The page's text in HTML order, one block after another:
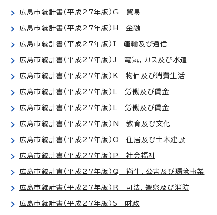
広島市統計書（平成27年版）G 貿易
広島市統計書（平成27年版）H 金融
広島市統計書（平成27年版）I 運輸及び通信
広島市統計書（平成27年版）J 電気，ガス及び水道
広島市統計書（平成27年版）K 物価及び消費生活
広島市統計書（平成27年版）L 労働及び賃金
広島市統計書（平成27年版）L 労働及び賃金
広島市統計書（平成27年版）N 教育及び文化
広島市統計書（平成27年版）O 住居及び土木建設
広島市統計書（平成27年版）P 社会福祉
広島市統計書（平成27年版）Q 衛生，公害及び環境事業
広島市統計書（平成27年版）R 司法，警察及び消防
広島市統計書（平成27年版）S 財政